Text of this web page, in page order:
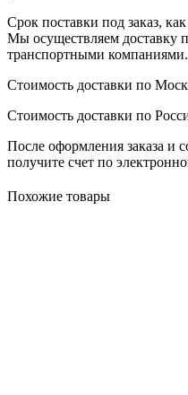
Срок поставки под заказ,
Мы осуществляем доставку
транспортными компаниями.
Стоимость доставки по
Стоимость доставки по
После оформления заказа и
получите счет по
Похожие товары